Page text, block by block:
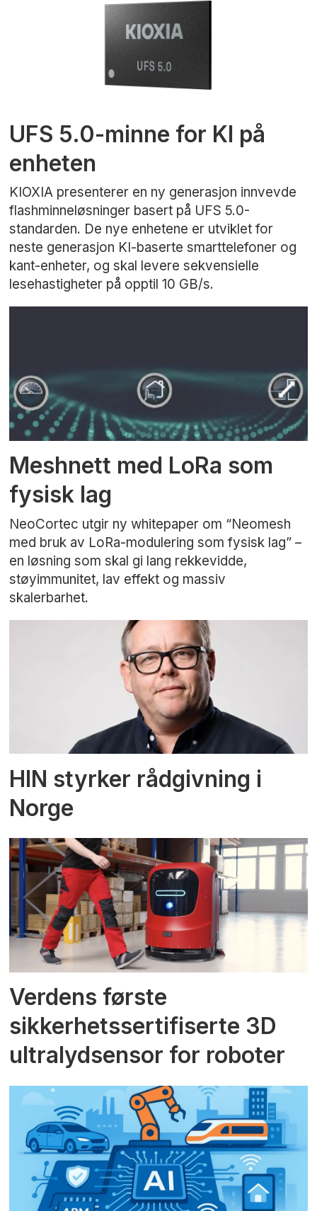
UFS 5.0-minne for KI på
enheten
KIOXIA presenterer en ny generasjon innvevde
flashminneløsninger basert på UFS 5.0-
standarden. De nye enhetene er utviklet for
neste generasjon KI-baserte smarttelefoner og
kant-enheter, og skal levere sekvensielle
lesehastigheter på opptil 10 GB/s.
Meshnett med LoRa som
fysisk lag
NeoCortec utgir ny whitepaper om “Neomesh
med bruk av LoRa-modulering som fysisk lag” –
en løsning som skal gi lang rekkevidde,
støyimmunitet, lav effekt og massiv
skalerbarhet.
HIN styrker rådgivning i
Norge
Verdens første
sikkerhetssertifiserte 3D
ultralydsensor for roboter